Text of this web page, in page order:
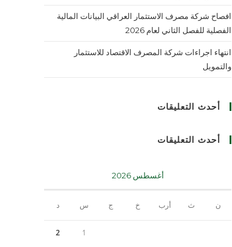
افصاح شركة مصرف الاستثمار العراقي البيانات المالية
الفصلية للفصل الثاني لعام 2026
انتهاء اجراءات شركة المصرف الاقتصاد للاستثمار
والتمويل
أحدث التعليقات
أحدث التعليقات
أغسطس 2026
ن ث أرب خ ج س د
1
2